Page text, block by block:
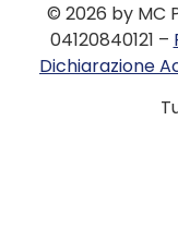
© 2026 by MC
04120840121 –
Dichiarazione